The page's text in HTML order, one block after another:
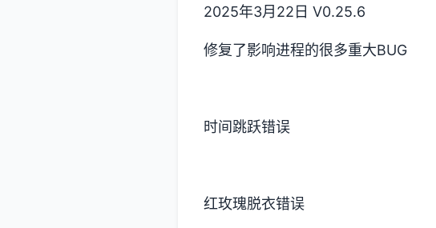
2025年3月22日 V0.25.6
修复了影响进程的很多重大BUG
时间跳跃错误
红玫瑰脱衣错误